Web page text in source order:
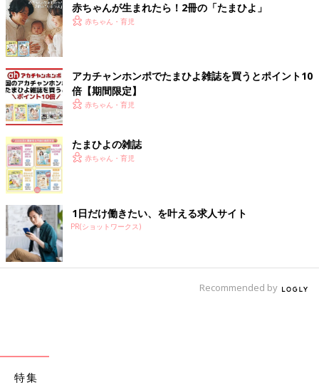
おたくマンガ家ママデビュー! つっこみが止まらない育児日記
赤ちゃんが生まれたら！2冊の「たまひよ」
赤ちゃん・育児
アカチャンホンポでたまひよ雑誌を買うとポイント10
倍【期間限定】
赤ちゃん・育児
たまひよの雑誌
赤ちゃん・育児
1日だけ働きたい、を叶える求人サイト
PR(ショットワークス)
Recommended by
特集